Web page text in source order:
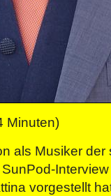
Minuten)
als Musiker der
vorgestellt